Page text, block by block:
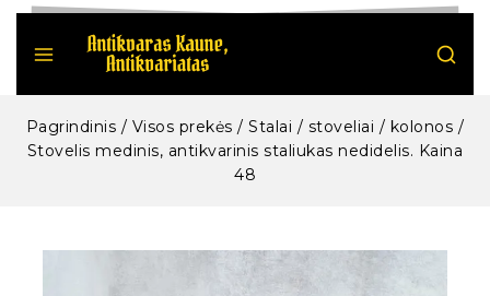
Pagrindinis / Visos prekės / Stalai / stoveliai / kolonos /
Stovelis medinis, antikvarinis staliukas nedidelis. Kaina
48